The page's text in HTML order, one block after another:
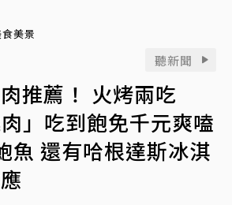
美景
聽新聞
推薦！ 火烤兩吃
肉」吃到飽免千元爽嗑
魚 還有哈根達斯冰淇